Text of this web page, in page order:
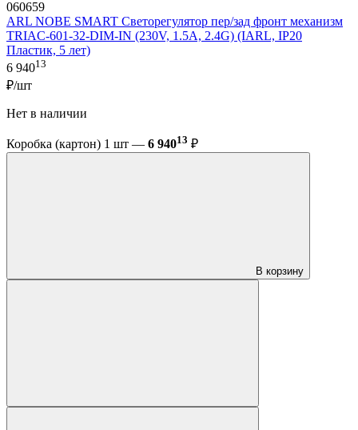
060659
ARL NOBE SMART Светорегулятор пер/зад фронт механизм
TRIAC-601-32-DIM-IN (230V, 1.5A, 2.4G) (IARL, IP20
Пластик, 5 лет)
6 94013
₽/шт
Нет в наличии
Коробка (картон) 1 шт — 6 94013 ₽
В корзину